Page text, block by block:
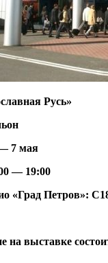
Русь»
7 мая
— 19:00
«Град Петров»:
на выставке